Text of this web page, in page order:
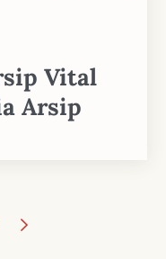
Vital
Arsip